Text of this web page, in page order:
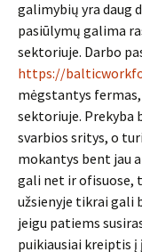
galimybių yra daug
pasiūlymų galima
sektoriuje. Darbo
https://
mėgstantys fermas,
sektoriuje. Prekyba
svarbios sritys, o
mokantys bent jau
gali net ir ofisuose,
užsienyje tikrai gali
jeigu patiems
puikiausiai kreiptis